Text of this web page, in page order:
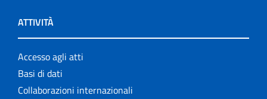
ATTIVITÀ
Accesso agli atti
Basi di dati
Collaborazioni internazionali